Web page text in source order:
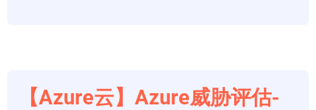
Azure
【Azure云】Azure威胁评估-